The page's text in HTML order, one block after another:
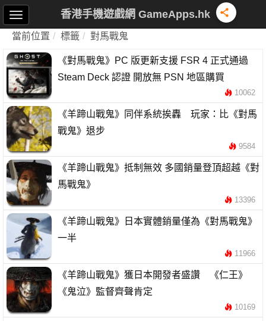
香港手機遊戲網 GameApps.hk
當前位置 標籤 對馬戰鬼
《對馬戰鬼》PC 版更新支援 FSR 4 正式通過
Steam Deck 認證 開放無 PSN 地區購買
10062
《羊蹄山戰鬼》同伴系統挨轟 玩家：比《對馬
戰鬼》退步
9584
《羊蹄山戰鬼》抵制無效 多國銷量登頂超越《對
馬戰鬼》
13396
《羊蹄山戰鬼》日本實體銷量僅為《對馬戰鬼》
一半
11966
《羊蹄山戰鬼》獲日本開發者盛讚 《仁王》
《鬼泣》監督齊聲肯定
10169